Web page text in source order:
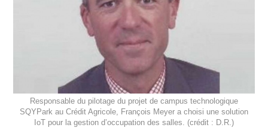
Responsable du pilotage du projet de campus technologique
SQYPark au Crédit Agricole, François Meyer a choisi une solution
IoT pour la gestion d’occupation des salles. (crédit : D.R.)